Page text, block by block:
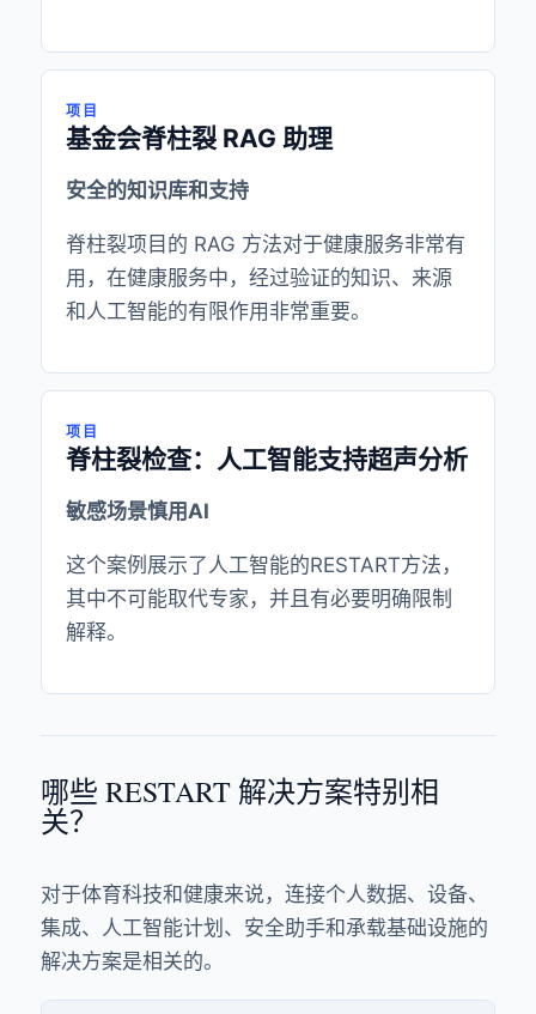
项目
基金会脊柱裂 RAG 助理
安全的知识库和支持
脊柱裂项目的 RAG 方法对于健康服务非常有
用，在健康服务中，经过验证的知识、来源
和人工智能的有限作用非常重要。
项目
脊柱裂检查：人工智能支持超声分析
敏感场景慎用AI
这个案例展示了人工智能的RESTART方法，
其中不可能取代专家，并且有必要明确限制
解释。
哪些 RESTART 解决方案特别相
关？
对于体育科技和健康来说，连接个人数据、设备、
集成、人工智能计划、安全助手和承载基础设施的
解决方案是相关的。